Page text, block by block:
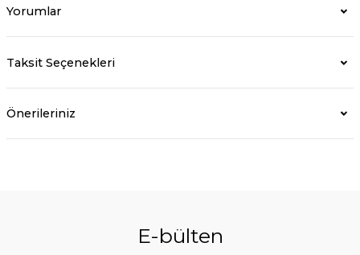
Yorumlar
Taksit Seçenekleri
Önerileriniz
E-bülten